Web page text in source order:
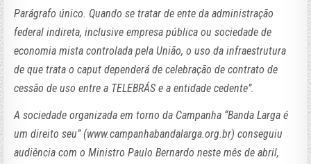
Parágrafo único. Quando se tratar de ente da administração
federal indireta, inclusive empresa pública ou sociedade de
economia mista controlada pela União, o uso da infraestrutura
de que trata o caput dependerá de celebração de contrato de
cessão de uso entre a TELEBRÁS e a entidade cedente”.
A sociedade organizada em torno da Campanha “Banda Larga é
um direito seu” (www.campanhabandalarga.org.br) conseguiu
audiência com o Ministro Paulo Bernardo neste mês de abril,